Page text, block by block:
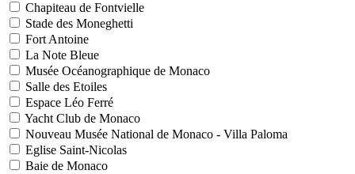
Chapiteau de Fontvielle
Stade des Moneghetti
Fort Antoine
La Note Bleue
Musée Océanographique de Monaco
Salle des Etoiles
Espace Léo Ferré
Yacht Club de Monaco
Nouveau Musée National de Monaco - Villa Paloma
Eglise Saint-Nicolas
Baie de Monaco